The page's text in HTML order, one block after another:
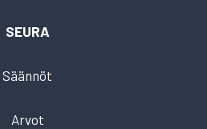
SEURA
Säännöt
Arvot